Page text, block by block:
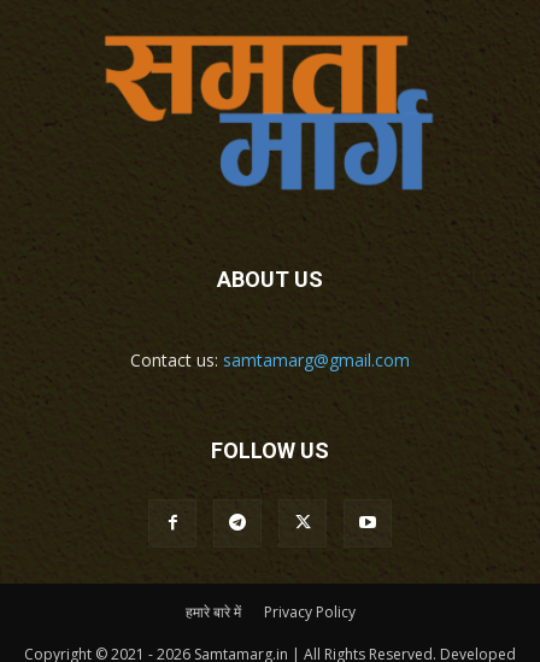
ABOUT US
Contact us: samtamarg@gmail.com
FOLLOW US
हमारे बारे में Privacy Policy
Copyright © 2021 - 2026 Samtamarg.in | All Rights Reserved. Developed